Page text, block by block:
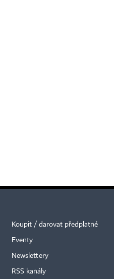
Koupit / darovat předplatné
Eventy
Newslettery
RSS kanály